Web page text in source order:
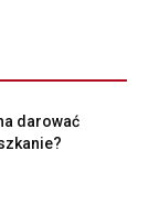
darować